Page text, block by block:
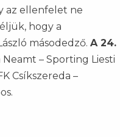
az ellenfelet ne
hogy a
másodedző. A 24.
– Sporting Liesti
Csíkszereda –